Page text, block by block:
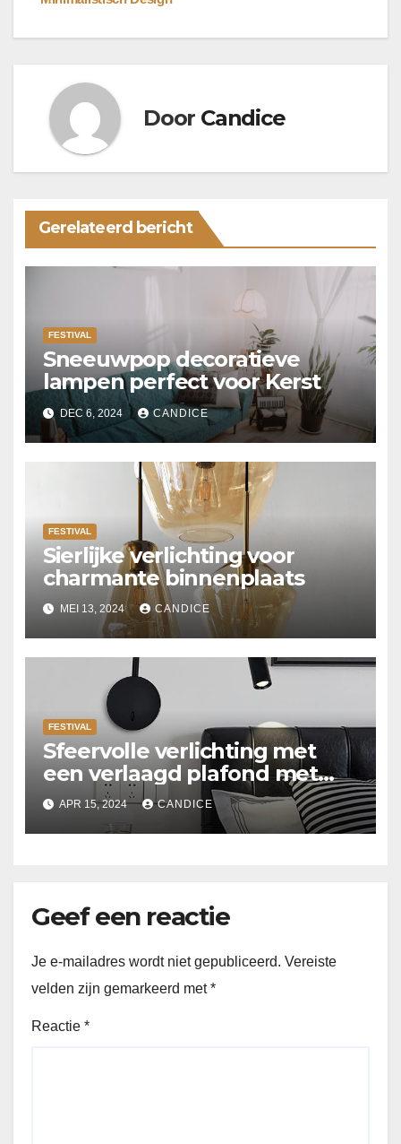
Door Candice
Gerelateerd bericht
FESTIVAL
Sneeuwpop decoratieve
lampen perfect voor Kerst
DEC 6, 2024 CANDICE
FESTIVAL
Sierlijke verlichting voor
charmante binnenplaats
MEI 13, 2024 CANDICE
FESTIVAL
Sfeervolle verlichting met
een verlaagd plafond met
Suspended ceiling light.
APR 15, 2024 CANDICE
Geef een reactie
Je e-mailadres wordt niet gepubliceerd. Vereiste
velden zijn gemarkeerd met*
Reactie *